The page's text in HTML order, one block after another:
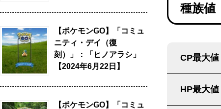
種族値
CP最大値
HP最大値
【ポケモンGO】「コミュ
ニティ・デイ（復
刻）」：「ヒノアラシ」
【2024年6月22日】
【ポケモンGO】「コミュ